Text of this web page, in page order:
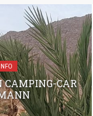
CAMPING-CAR